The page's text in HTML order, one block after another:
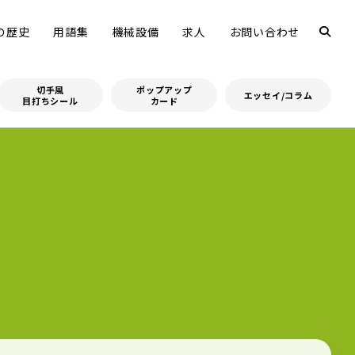
歴史 用語集 機械設備 求人 お問い合わせ
切手風
目打ちシール
ポップアップ
カード
エッセイ/コラム